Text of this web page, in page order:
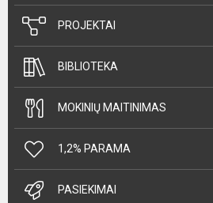
PROJEKTAI
BIBLIOTEKA
MOKINIŲ MAITINIMAS
1,2% PARAMA
PASIEKIMAI